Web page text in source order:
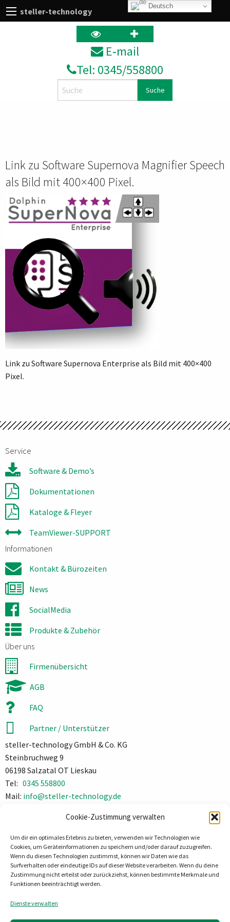
Cookie-Zustimmung verwalten
Um dir ein optimales Erlebnis zu bieten, verwenden wir Technologien wie
Cookies, um Geräteinformationen zu speichern und/oder darauf zuzugreifen.
Wenn du diesen Technologien zustimmst, können wir Daten wie das
Surfverhalten oder eindeutige IDs auf dieser Website verarbeiten. Wenn du deine
Zustimmung nicht erteilst oder zurückziehst, können bestimmte Merkmale und
Funktionen beeinträchtigt werden.
Dienste verwalten
steller-technology
E‑mail
Tel: 0345/558800
Link zu Software Supernova Magnifier Speech
als Bild mit 400×400 Pixel.
Link zu Software Supernova Enterprise als Bild mit 400×400
Pixel.
Service
Software & Demo’s
Dokumentationen
Kataloge & Fleyer
TeamViewer-SUPPORT
Informationen
Kontakt & Bürozeiten
News
SocialMedia
Produkte & Zubehör
Über uns
Firmenübersicht
AGB
FAQ
Partner / Unterstützer
steller-technology GmbH & Co. KG
Steinbruchweg 9
06198 Salzatal OT Lieskau
Tel: 0345 558800
Mail: info@steller-technology.de
Deutsch